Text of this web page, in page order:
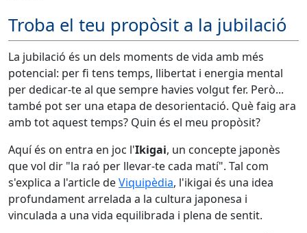
Troba el teu propòsit a la jubilació
La jubilació és un dels moments de vida amb més
potencial: per fi tens temps, llibertat i energia mental
per dedicar-te al que sempre havies volgut fer. Però...
també pot ser una etapa de desorientació. Què faig ara
amb tot aquest temps? Quin és el meu propòsit?
Aquí és on entra en joc l'Ikigai, un concepte japonès
que vol dir "la raó per llevar-te cada matí". Tal com
s'explica a l'article deViquipèdia, l'ikigai és una idea
profundament arrelada a la cultura japonesa i
vinculada a una vida equilibrada i plena de sentit.